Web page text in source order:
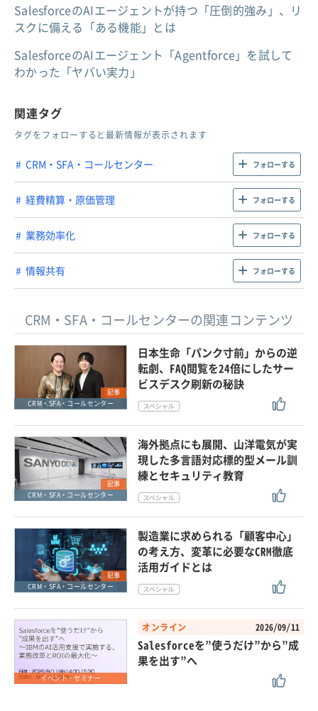
SalesforceのAIエージェントが持つ「圧倒的強み」、リ
スクに備える「ある機能」とは
SalesforceのAIエージェント「Agentforce」を試して
わかった「ヤバい実力」
関連タグ
タグをフォローすると最新情報が表示されます
CRM・SFA・コールセンター フォローする
経費精算・原価管理 フォローする
業務効率化 フォローする
情報共有 フォローする
CRM・SFA・コールセンターの関連コンテンツ
記事
CRM・SFA・コールセンター
日本生命「パンク寸前」からの逆
転劇、FAQ閲覧を24倍にしたサー
ビスデスク刷新の秘訣
記事
CRM・SFA・コールセンター
海外拠点にも展開、山洋電気が実
現した多言語対応標的型メール訓
練とセキュリティ教育
記事
CRM・SFA・コールセンター
製造業に求められる「顧客中心」
の考え方、変革に必要なCRM徹底
活用ガイドとは
イベント・セミナー
オンライン 2026/09/11
Salesforceを”使うだけ”から”成
果を出す”へ